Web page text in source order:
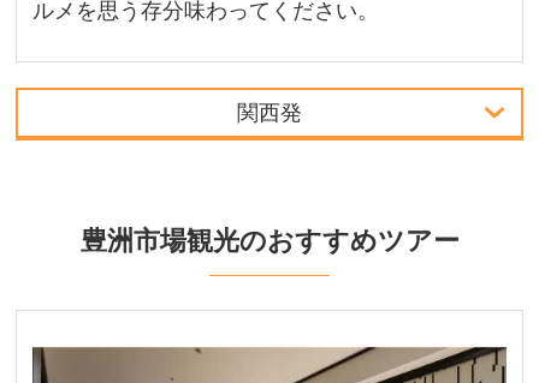
ルメを思う存分味わってください。
関西発
関西発
周辺の宿泊施設
豊洲市場観光のおすすめツアー